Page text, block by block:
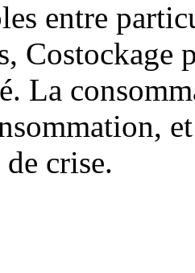
entre
Costockage
La
crise.